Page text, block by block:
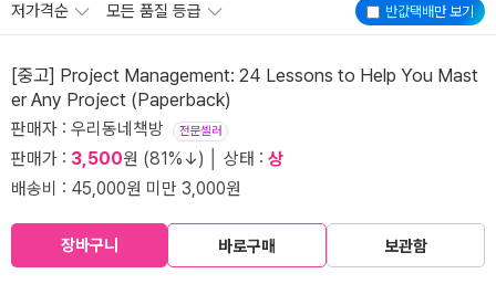
반값택배만 보기
저가격순 모든 품질 등급
[중고] Project Management: 24 Lessons to Help You Mast
er Any Project (Paperback)
판매자 : 우리동네책방 전문셀러
판매가 : 3,500원 (81%↓) │ 상태 : 상
배송비 : 45,000원 미만 3,000원
장바구니 바로구매 보관함